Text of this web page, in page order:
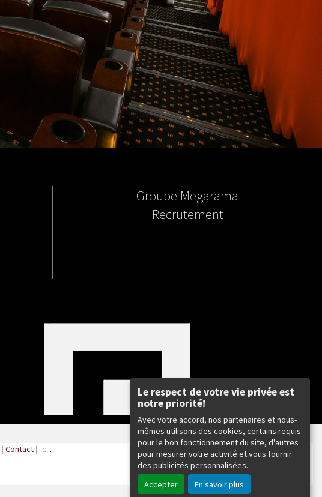
Le respect de votre vie privée est
notre priorité!
Avec votre accord, nos partenaires et nous-
mêmes utilisons des cookies, certains requis
pour le bon fonctionnement du site, d'autres
pour mesurer votre activité et vous fournir
des publicités personnalisées.
Accepter
En savoir plus
Groupe Megarama
Recrutement
| Contact | Tel :